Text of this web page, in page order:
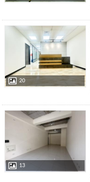
店長推薦
20
店長推薦
13